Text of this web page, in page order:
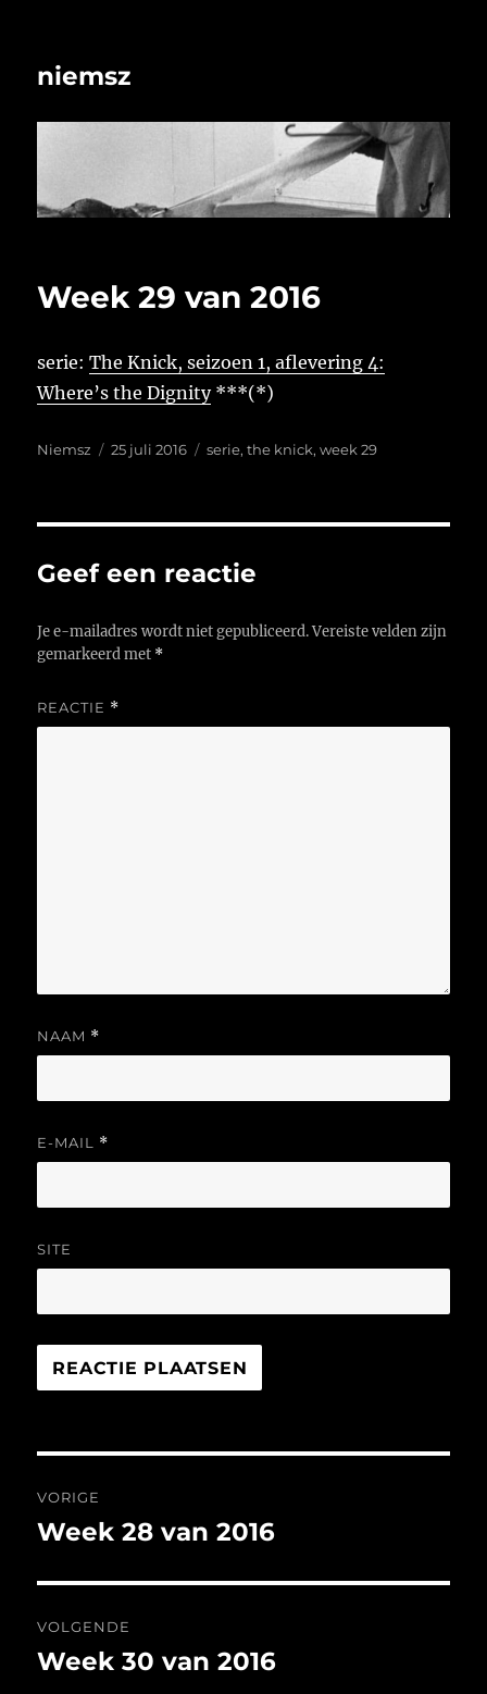
niemsz
Week 29 van 2016
serie:The Knick, seizoen 1, aflevering 4:
Where’s the Dignity***(*)
Auteur
Niemsz
Geplaatst
25 juli 2016 Tags
serie,the knick,week 29
Geef een reactie
Je e-mailadres wordt niet gepubliceerd. Vereiste velden zijn
gemarkeerd met *
REACTIE *
NAAM *
E-MAIL *
SITE
navigatie
VORIGE
Vorig
Week 28 van 2016
VOLGENDE
Volgend
Week 30 van 2016